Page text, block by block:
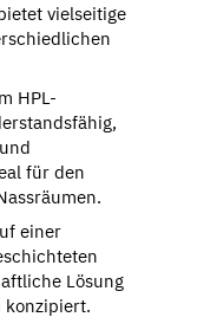
vielseitige
HPL-
für den
einer
Lösung
konzipiert.